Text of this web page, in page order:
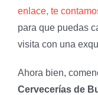
enlace, te
para que puedas
visita con una
Ahora bien,
Cervecerías de